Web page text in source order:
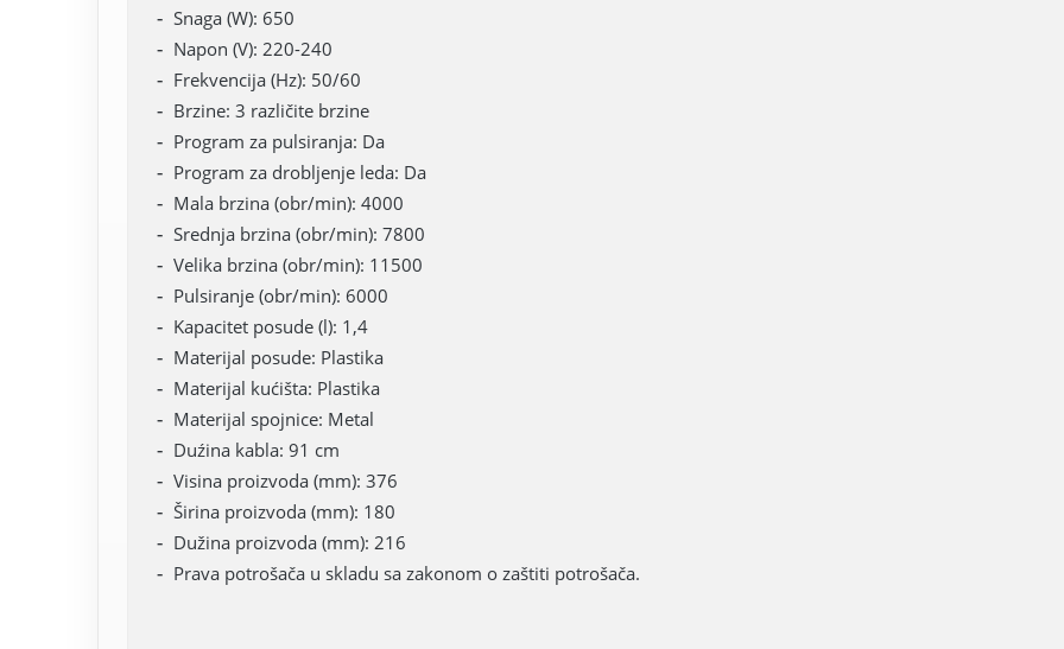
Snaga (W): 650
Napon (V): 220-240
Frekvencija (Hz): 50/60
Brzine: 3 različite brzine
Program za pulsiranja: Da
Program za drobljenje leda: Da
Mala brzina (obr/min): 4000
Srednja brzina (obr/min): 7800
Velika brzina (obr/min): 11500
Pulsiranje (obr/min): 6000
Kapacitet posude (l): 1,4
Materijal posude: Plastika
Materijal kućišta: Plastika
Materijal spojnice: Metal
Duźina kabla: 91 cm
Visina proizvoda (mm): 376
Širina proizvoda (mm): 180
Dužina proizvoda (mm): 216
Prava potrošača u skladu sa zakonom o zaštiti potrošača.